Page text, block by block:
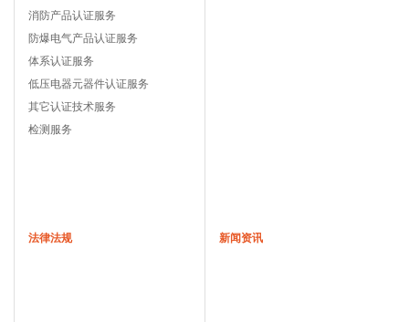
消防产品认证服务
防爆电气产品认证服务
体系认证服务
低压电器元器件认证服务
其它认证技术服务
检测服务
法律法规 新闻资讯